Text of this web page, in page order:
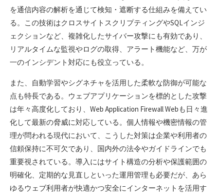
を通信内容の解析を通じて検知・遮断する仕組みを備えてい
る。この技術はクロスサイトスクリプティングやSQLインジ
ェクションなど、複雑化したサイバー攻撃にも有効であり、
リアルタイムな監視やログの取得、アラート機能など、万が
一のインシデント対応にも役立っている。
また、自動学習やシグネチャを活用した柔軟な防御が可能な
点も特長である。ウェブアプリケーションを標的とした攻撃
は年々高度化しており、Web Application Firewall Webも日々進
化して最新の脅威に対応している。個人情報や機密情報の管
理が問われる現代において、こうした対策は企業や利用者の
信頼保持に不可欠であり、国内外の法令やガイドラインでも
重要視されている。導入にはサイト構造の分析や保護範囲の
明確化、定期的な見直しといった運用管理も必要だが、あら
ゆるウェブ利用者が快適かつ安全にインターネットを活用す